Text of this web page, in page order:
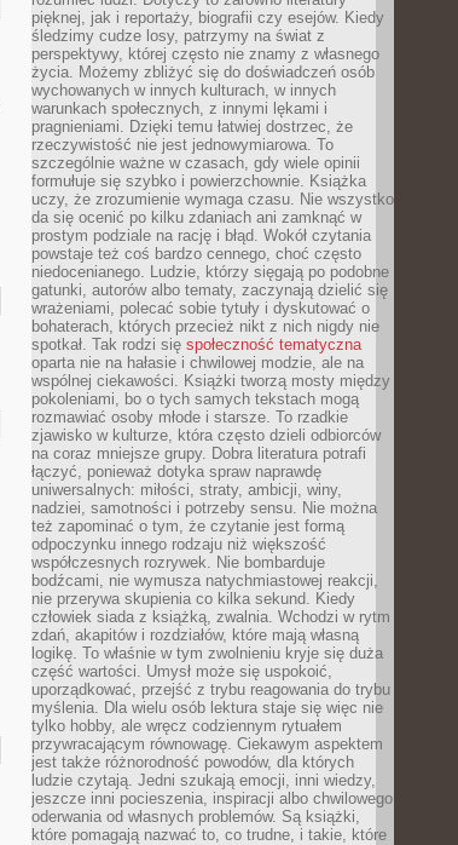
pięknej, jak i reportaży, biografii czy esejów. Kiedy
śledzimy cudze losy, patrzymy na świat z
perspektywy, której często nie znamy z własnego
życia. Możemy zbliżyć się do doświadczeń osób
wychowanych w innych kulturach, w innych
warunkach społecznych, z innymi lękami i
pragnieniami. Dzięki temu łatwiej dostrzec, że
rzeczywistość nie jest jednowymiarowa. To
szczególnie ważne w czasach, gdy wiele opinii
formułuje się szybko i powierzchownie. Książka
uczy, że zrozumienie wymaga czasu. Nie wszystko
da się ocenić po kilku zdaniach ani zamknąć w
prostym podziale na rację i błąd. Wokół czytania
powstaje też coś bardzo cennego, choć często
niedocenianego. Ludzie, którzy sięgają po podobne
gatunki, autorów albo tematy, zaczynają dzielić się
wrażeniami, polecać sobie tytuły i dyskutować o
bohaterach, których przecież nikt z nich nigdy nie
spotkał. Tak rodzi się społeczność tematyczna
oparta nie na hałasie i chwilowej modzie, ale na
wspólnej ciekawości. Książki tworzą mosty między
pokoleniami, bo o tych samych tekstach mogą
rozmawiać osoby młode i starsze. To rzadkie
zjawisko w kulturze, która często dzieli odbiorców
na coraz mniejsze grupy. Dobra literatura potrafi
łączyć, ponieważ dotyka spraw naprawdę
uniwersalnych: miłości, straty, ambicji, winy,
nadziei, samotności i potrzeby sensu. Nie można
też zapominać o tym, że czytanie jest formą
odpoczynku innego rodzaju niż większość
współczesnych rozrywek. Nie bombarduje
bodźcami, nie wymusza natychmiastowej reakcji,
nie przerywa skupienia co kilka sekund. Kiedy
człowiek siada z książką, zwalnia. Wchodzi w rytm
zdań, akapitów i rozdziałów, które mają własną
logikę. To właśnie w tym zwolnieniu kryje się duża
część wartości. Umysł może się uspokoić,
uporządkować, przejść z trybu reagowania do trybu
myślenia. Dla wielu osób lektura staje się więc nie
tylko hobby, ale wręcz codziennym rytuałem
przywracającym równowagę. Ciekawym aspektem
jest także różnorodność powodów, dla których
ludzie czytają. Jedni szukają emocji, inni wiedzy,
jeszcze inni pocieszenia, inspiracji albo chwilowego
oderwania od własnych problemów. Są książki,
które pomagają nazwać to, co trudne, i takie, które